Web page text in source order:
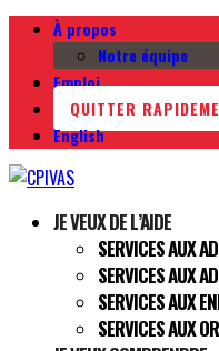
À propos
Notre équipe
Emploi
QUITTER
English
JE VEUX DE L’AIDE
SERVICES AUX
SERVICES AUX
SERVICES AUX
SERVICES AUX